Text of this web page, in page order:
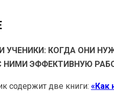
УЧЕНИКИ: КОГДА ОНИ
НИМИ ЭФФЕКТИВНУЮ
содержит две книги: «Как